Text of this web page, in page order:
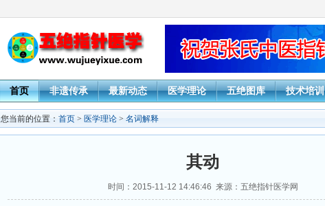
首页 非遗传承 最新动态 医学理论 五绝图库 技术培训
您当前的位置： 首页 > 医学理论 > 名词解释
其动
时间：2015-11-12 14:46:46 来源：五绝指针医学网